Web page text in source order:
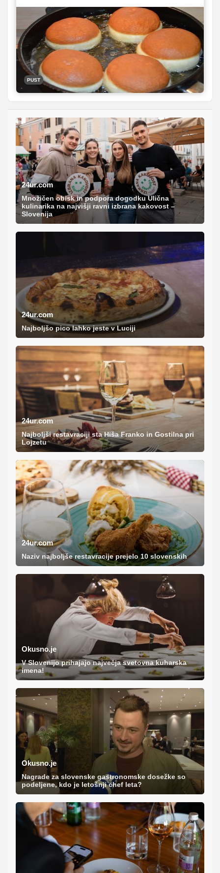
PUST
24ur.com
Množičen obisk in podpora dogodku Ulična
kulinarika na najvišji ravni izbrana kakovost –
Slovenija
24ur.com
Najboljšo pico lahko jeste v Luciji
24ur.com
Najboljši restavraciji sta Hiša Franko in Gostilna pri
Lojzetu
24ur.com
Naziv najboljše restavracije prejelo 10 slovenskih
Okusno.je
V Slovenijo prihajajo največja svetovna kuharska
imena!
Okusno.je
Nagrade za slovenske gastronomske dosežke so
podeljene, kdo je letošnji chef leta?